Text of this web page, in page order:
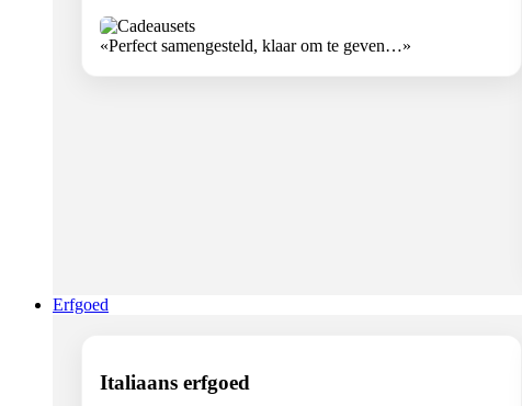
«Perfect samengesteld, klaar om te geven…»
Erfgoed
Italiaans erfgoed